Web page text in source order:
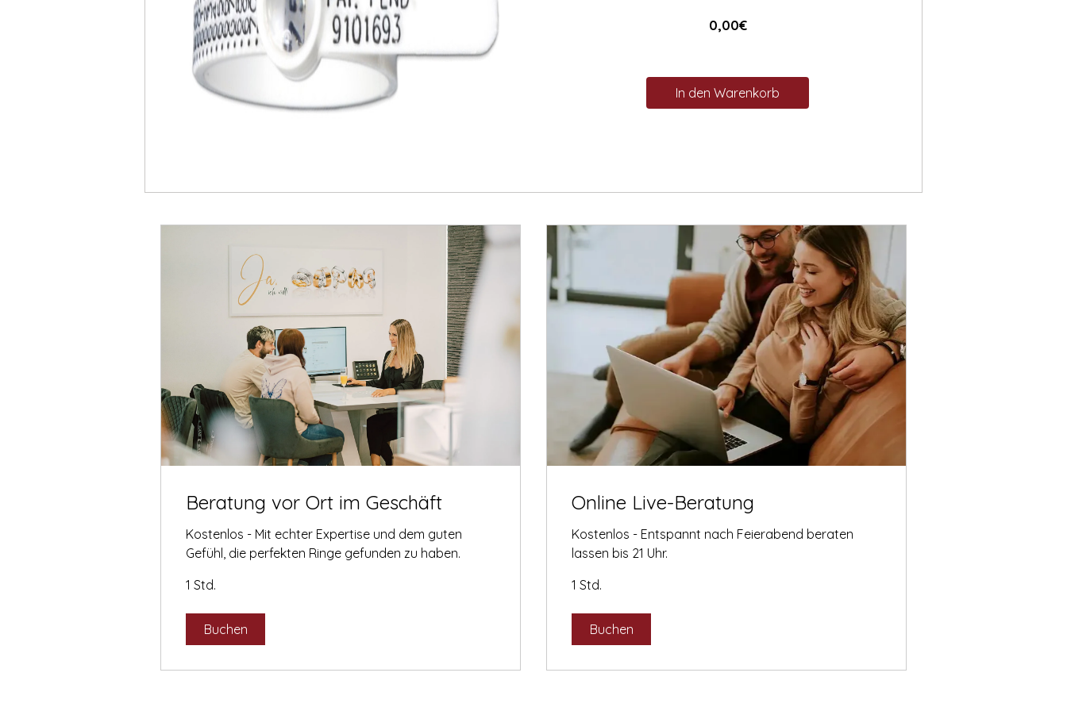
0,00€Preis
In den Warenkorb
Beratung vor Ort im Geschäft
Kostenlos - Mit echter Expertise und dem guten
Gefühl, die perfekten Ringe gefunden zu haben.
1 Std.
Buchen
Online Live-Beratung
Kostenlos - Entspannt nach Feierabend beraten
lassen bis 21 Uhr.
1 Std.
Buchen